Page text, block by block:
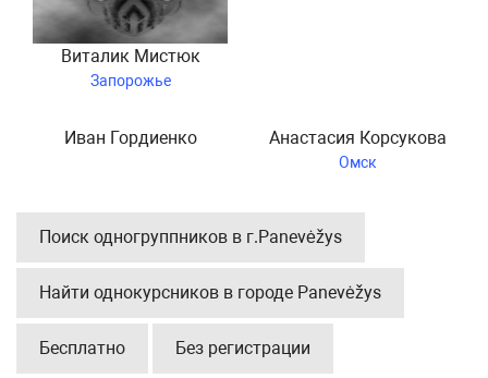
Виталик Мистюк
Запорожье
Иван Гордиенко Анастасия Корсукова
Омск
Поиск одногруппников в г.Panevėžys
Найти однокурсников в городе Panevėžys
Бесплатно Без регистрации